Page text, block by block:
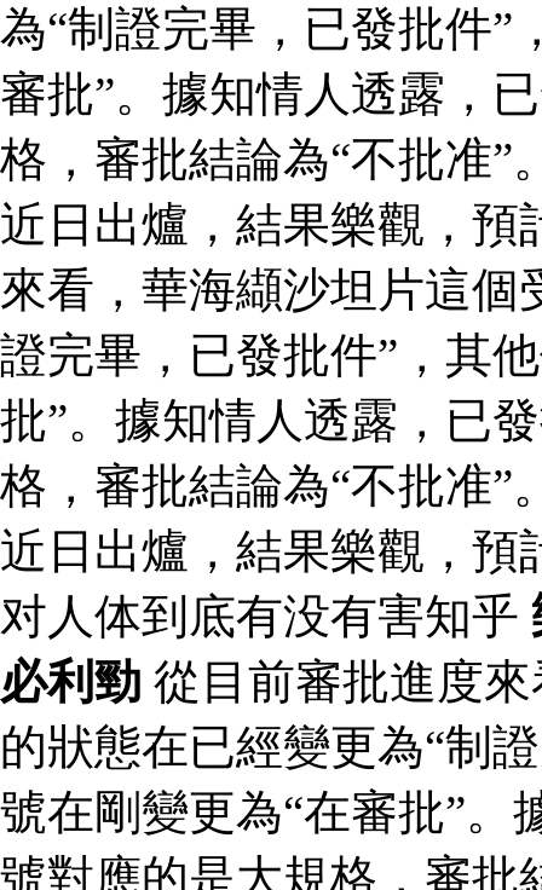
為“制證完畢，已發批件”
審批”。據知情人透露，
格，審批結論為“不批准”
近日出爐，結果樂觀，預
來看，華海纈沙坦片這個
證完畢，已發批件”，其
批”。據知情人透露，已
格，審批結論為“不批准”
近日出爐，結果樂觀，
对人体到底有没有害知乎
必利勁 從目前審批進度
的狀態在已經變更為“制
號在剛變更為“在審批”。
號對應的是大規格，審批